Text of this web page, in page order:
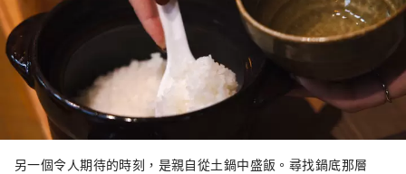
另一個令人期待的時刻，是親自從土鍋中盛飯。尋找鍋底那層